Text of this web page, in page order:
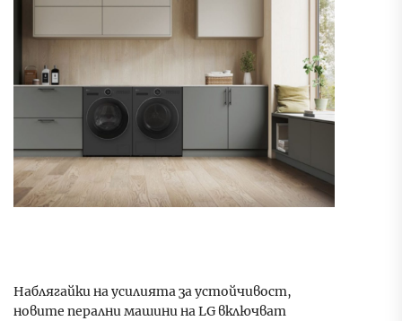
Наблягайки на усилията за устойчивост,
новите перални машини на LG включват